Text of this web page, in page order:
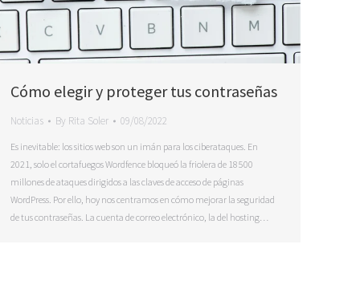
Cómo elegir y proteger tus contraseñas
Noticias By Rita Soler 09/08/2022
Es inevitable: los sitios web son un imán para los ciberataques. En
2021, solo el cortafuegos Wordfence bloqueó la friolera de 18 500
millones de ataques dirigidos a las claves de acceso de páginas
WordPress. Por ello, hoy nos centramos en cómo mejorar la seguridad
de tus contraseñas. La cuenta de correo electrónico, la del hosting…